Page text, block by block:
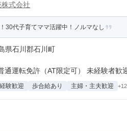
式会社
30代子育てママ活躍中！ノルマなし
県石川郡石川町
通運転免許（AT限定可） 未経験者歓
験歓迎 歩合給あり 主婦・主夫歓迎